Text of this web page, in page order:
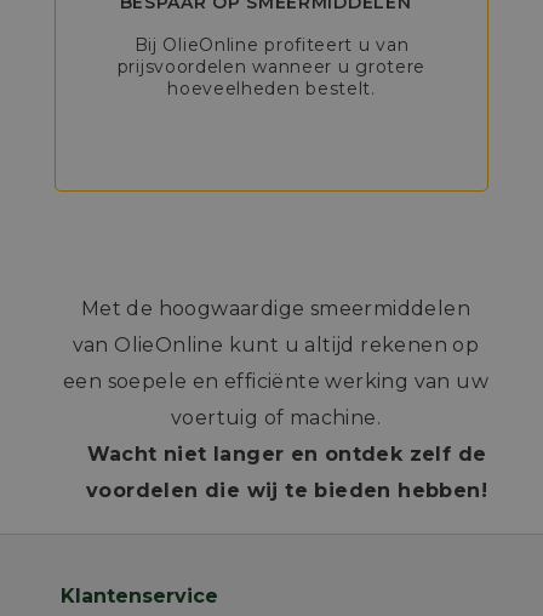
Bij OlieOnline profiteert u van
prijsvoordelen wanneer u grotere
hoeveelheden bestelt.
Met de hoogwaardige smeermiddelen
van OlieOnline kunt u altijd rekenen op
een soepele en efficiënte werking van uw
voertuig of machine.
Wacht niet langer en ontdek zelf de
voordelen die wij te bieden hebben!
Klantenservice